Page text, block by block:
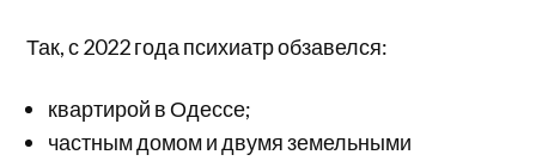
Так, с 2022 года психиатр обзавелся:
квартирой в Одессе;
частным домом и двумя земельными